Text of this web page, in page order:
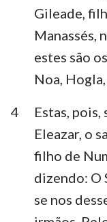
Malaquias
Gileade,
Manassés,
estes são
Noa,
4
Estas,
Eleazar, o
filho de
dizendo: O
se nos